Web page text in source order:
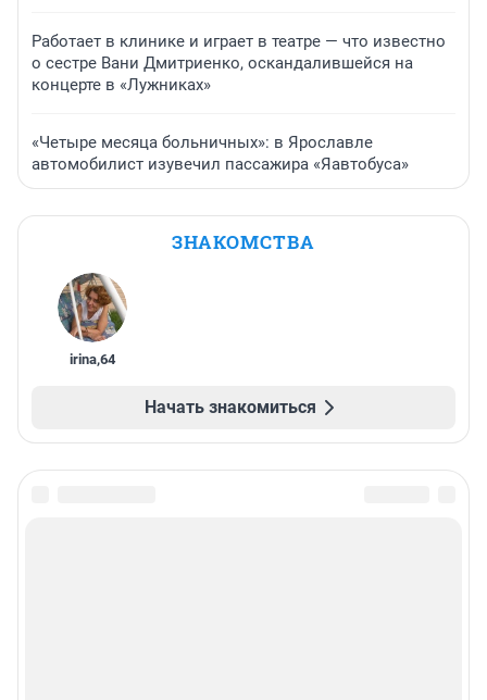
Работает в клинике и играет в театре — что известно
о сестре Вани Дмитриенко, оскандалившейся на
концерте в «Лужниках»
«Четыре месяца больничных»: в Ярославле
автомобилист изувечил пассажира «Яавтобуса»
ЗНАКОМСТВА
irina,64
Начать знакомиться